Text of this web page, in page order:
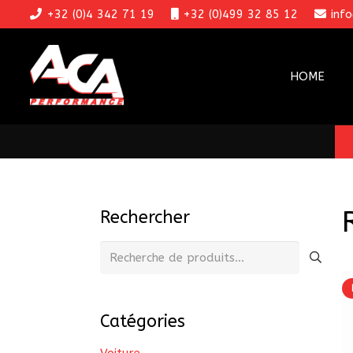
+32 (0)4 342 71 19 +32 (0)499 32 85 12
HOME
Rechercher
Recherche
Catégories